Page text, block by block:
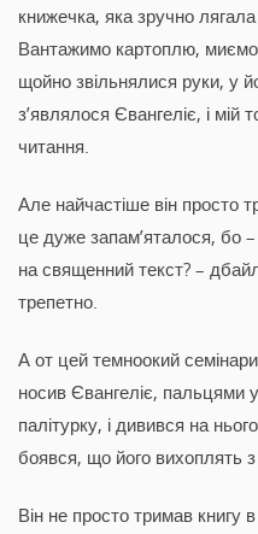
книжечка, яка зручно
Вантажимо картоплю, миємо
щойно звільнялися руки, у
з’являлося Євангеліє, і
читання.
Але найчастіше він просто
це дуже запам’яталося, бо
на священний текст? –
трепетно.
А от цей темноокий
носив Євангеліє, пальцями
палітурку, і дивився на
боявся, що його вихоплять
Він не просто тримав книгу